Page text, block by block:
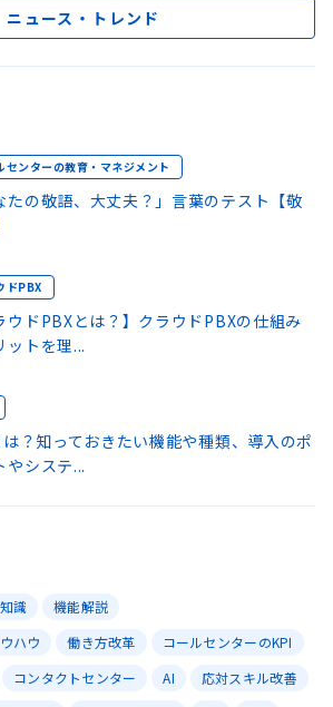
ニュース・トレンド
センターの教育・マネジメント
たの敬語、大丈夫？」言葉のテスト【敬
ドPBX
ウドPBXとは？】クラウドPBXの仕組み
ットを理...
？知っておきたい機能や種類、導入のポ
やシステ...
識
機能解説
ハウ
働き方改革
コールセンターのKPI
コンタクトセンター AI
応対スキル改善